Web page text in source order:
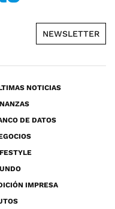
NEWSLETTER
NOTICIAS
DE DATOS
IMPRESA